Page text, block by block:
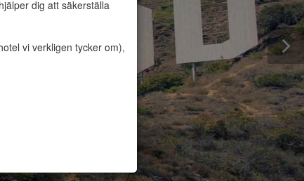
dig att säkerställa
vi verkligen tycker om),